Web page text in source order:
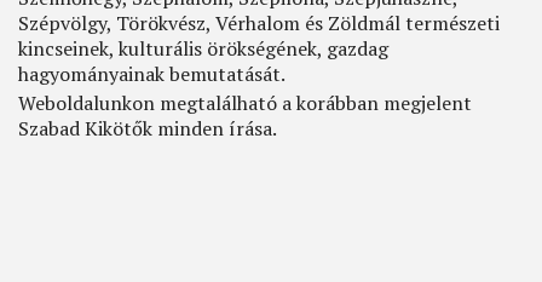
Szépvölgy, Törökvész, Vérhalom és Zöldmál természeti
kincseinek, kulturális örökségének, gazdag
hagyományainak bemutatását.
Weboldalunkon megtalálható a korábban megjelent
Szabad Kikötők minden írása.